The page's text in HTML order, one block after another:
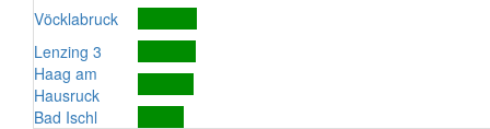
Vöcklabruck
Lenzing 3
Haag am
Hausruck
Bad Ischl